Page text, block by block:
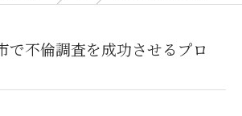
で不倫調査を成功させるプロ